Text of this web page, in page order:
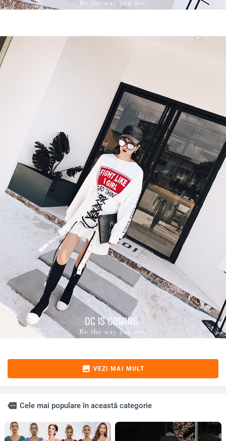
image VEZI MAI MULT
more Cele mai populare în această categorie